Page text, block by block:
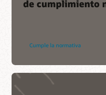
de cumplimiento
Cumple la normativa